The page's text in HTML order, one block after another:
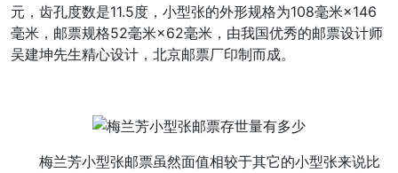
元，齿孔度数是11.5度，小型张的外形规格为108毫米×146
毫米，邮票规格52毫米×62毫米，由我国优秀的邮票设计师
吴建坤先生精心设计，北京邮票厂印制而成。
梅兰芳小型张邮票虽然面值相较于其它的小型张来说比